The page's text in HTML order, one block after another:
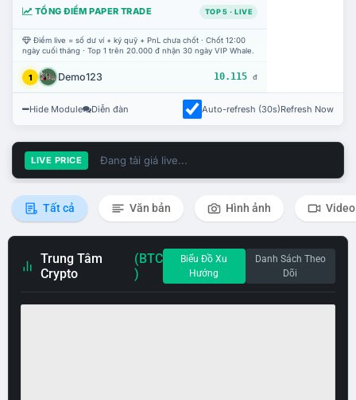
TỔNG ĐIỂM PAPER TRADE TOP 5 · LIVE
Điểm live = số dư ví + ký quỹ + PnL chưa chốt · Chốt 12:00
ngày cuối tháng · Top 1 trên 20.000 đ nhận 30 ngày VIP Whale.
1 Demo123 10.115 đ
Hide Module Diễn đàn Auto-refresh (30s)Refresh Now
LIVE PRICE Đang tải giá live...
Tất cả Văn bản Hình ảnh Video
Trung Tâm
Crypto
(BTC
)
Biểu Đồ Xu
Hướng
Danh Sách Theo
Dõi